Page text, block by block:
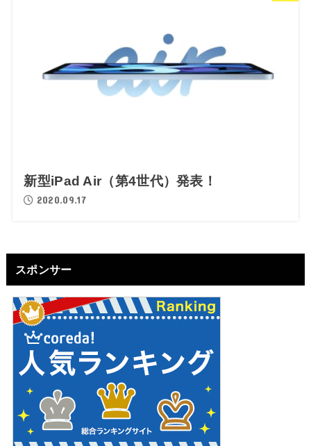
新型iPad Air（第4世代）発表！
2020.09.17
スポンサー